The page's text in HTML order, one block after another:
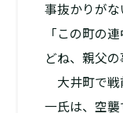
事抜かりがな
「この町の
どね、親父
大井町で戦
一氏は、空